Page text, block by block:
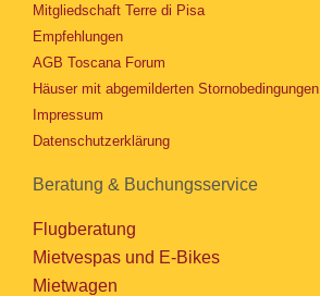
Mitgliedschaft Terre di Pisa
Empfehlungen
AGB Toscana Forum
Häuser mit abgemilderten Stornobedingungen
Impressum
Datenschutzerklärung
Beratung & Buchungsservice
Flugberatung
Mietvespas und E-Bikes
Mietwagen